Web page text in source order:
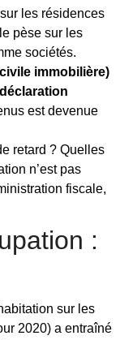
les résidences
pèse sur les
sociétés.
immobilière)
déclaration
est devenue
retard ? Quelles
n’est pas
fiscale,
:
sur les
2020) a entraîné